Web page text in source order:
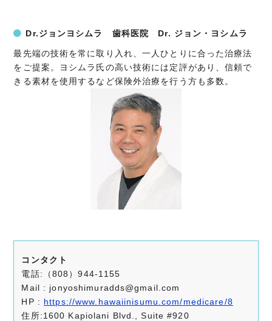
Dr.ジョンヨシムラ 歯科医院 Dr. ジョン・ヨシムラ
最先端の技術を常に取り入れ、一人ひとりに合った治療法
をご提案。ヨシムラ氏の高い技術には定評があり、信頼で
きる素材を使用するなど保険外治療を行う方も多数。
コンタクト
電話:（808）944-1155
Mail : jonyoshimuradds@gmail.com
HP : https://www.hawaiinisumu.com/medicare/8
住所:1600 Kapiolani Blvd., Suite #920